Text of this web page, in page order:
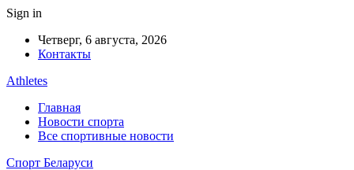
Sign in
Четверг, 6 августа, 2026
Контакты
Athletes
Главная
Новости спорта
Все спортивные новости
Спорт Беларуси